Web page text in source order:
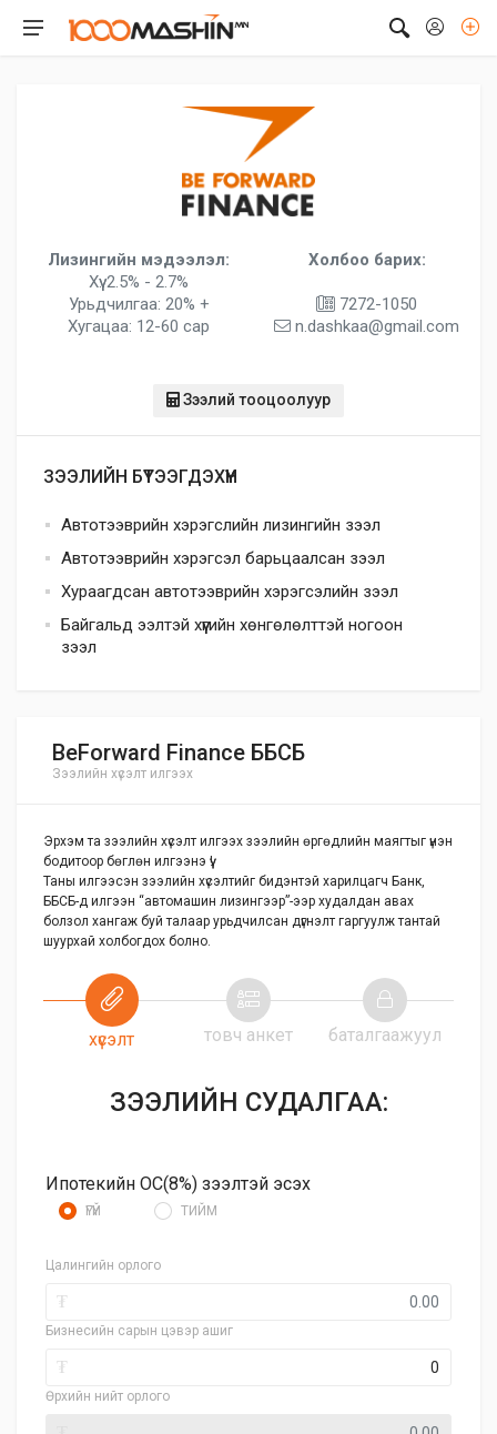
Лизингийн мэдээлэл:
Хүү: 2.5% - 2.7%
Урьдчилгаа: 20% +
Хугацаа: 12-60 сар
Холбоо барих:
7272-1050
n.dashkaa@gmail.com
Зээлий тооцоолуур
ЗЭЭЛИЙН БҮТЭЭГДЭХҮҮН
Автотээврийн хэрэгслийн лизингийн зээл
Автотээврийн хэрэгсэл барьцаалсан зээл
Хураагдсан автотээврийн хэрэгсэлийн зээл
Байгальд ээлтэй хүүгийн хөнгөлөлттэй ногоон
зээл
BeForward Finance ББСБ
Зээлийн хүсэлт илгээх
Эрхэм та зээлийн хүсэлт илгээх зээлийн өргөдлийн маягтыг үнэн
бодитоор бөглөн илгээнэ үү!
Таны илгээсэн зээлийн хүсэлтийг бидэнтэй харилцагч Банк,
ББСБ-д илгээн “автомашин лизингээр”-ээр худалдан авах
болзол хангаж буй талаар урьдчилсан дүгнэлт гаргуулж тантай
шуурхай холбогдох болно.
хүсэлт товч анкет баталгаажуул
ЗЭЭЛИЙН СУДАЛГАА:
Ипотекийн ОС(8%) зээлтэй эсэх
ҮГҮЙ ТИЙМ
Цалингийн орлого
₮
Бизнесийн сарын цэвэр ашиг
₮
Өрхийн нийт орлого